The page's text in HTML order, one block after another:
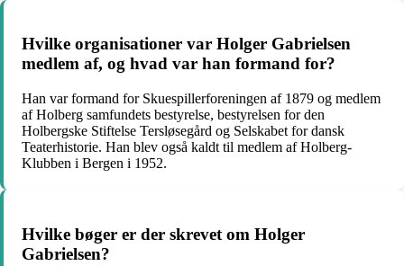
Hvilke organisationer var Holger Gabrielsen
medlem af, og hvad var han formand for?
Han var formand for Skuespillerforeningen af 1879 og medlem
af Holberg samfundets bestyrelse, bestyrelsen for den
Holbergske Stiftelse Tersløsegård og Selskabet for dansk
Teaterhistorie. Han blev også kaldt til medlem af Holberg-
Klubben i Bergen i 1952.
Hvilke bøger er der skrevet om Holger
Gabrielsen?